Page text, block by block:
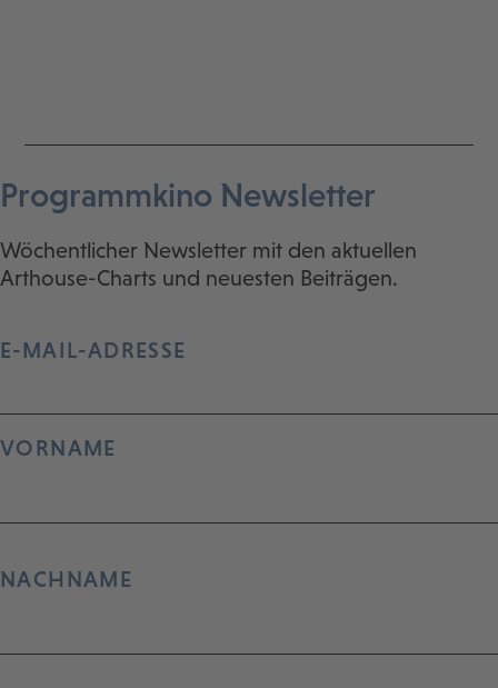
Programmkino Newsletter
Wöchentlicher Newsletter mit den aktuellen
Arthouse-Charts und neuesten Beiträgen.
E-MAIL-ADRESSE
VORNAME
NACHNAME